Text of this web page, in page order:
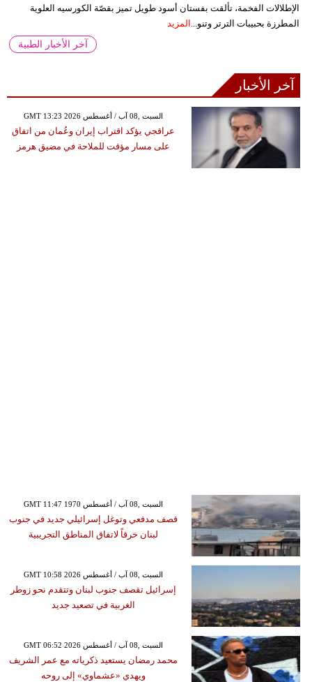
الإطلالات الفخمة، تألقت بفستان أسود طويل تميز بقصّة الكورسيه العلوية
المطرزة بحبيبات الترتر وتنو... المزيد
آخر الأخبار الطبية
آخر الأخبار
GMT 13:23 2026 السبت ,08 آب / أغسطس
عراقجي يؤكد اقتراب إيران وعُمان من اتفاق
على مسار مؤقت للملاحة في مضيق هرمز
GMT 11:47 1970 السبت ,08 آب / أغسطس
قصف مدفعي وتوغل إسرائيلي جديد في جنوب
لبنان خرقاً لاتفاق المناطق التجريبية
GMT 10:58 2026 السبت ,08 آب / أغسطس
إسرائيل تقصف جنوب لبنان وتتقدم نحو زوطر
الغربية في تصعيد جديد
GMT 06:52 2026 السبت ,08 آب / أغسطس
محمد رمضان يستعيد ذكرياته مع عمر الشريف
ويهدي «عشماوي» إلى روحه